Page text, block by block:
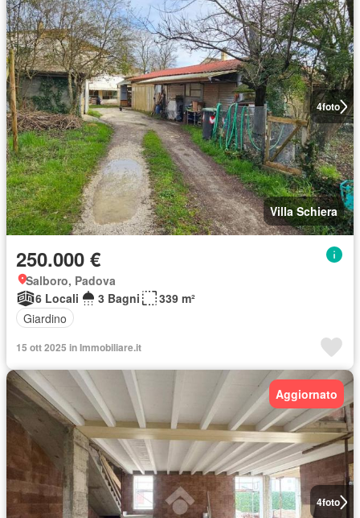
4foto
Villa Schiera
250.000 €
Salboro, Padova
6 Locali
3 Bagni
339 m²
Giardino
15 ott 2025 in Immobiliare.it
4foto
Aggiornato